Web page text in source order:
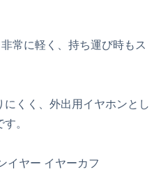
常に軽く、持ち運び時もス
くく、外出用イヤホンとし
。
イヤー イヤーカフ